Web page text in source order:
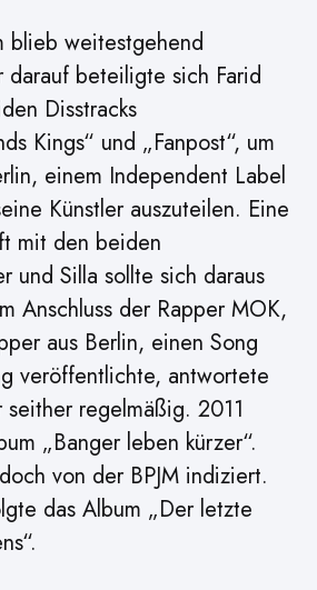
blieb weitestgehend
darauf beteiligte sich Farid
Disstracks
Kings“ und „Fanpost“, um
einem Independent Label
Künstler auszuteilen. Eine
mit den beiden
und Silla sollte sich daraus
Anschluss der Rapper MOK,
aus Berlin, einen Song
veröffentlichte, antwortete
regelmäßig. 2011
„Banger leben kürzer“.
von der BPJM indiziert.
das Album „Der letzte